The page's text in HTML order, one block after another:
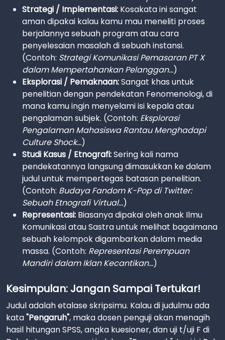
Strategi / Implementasi: Kosakata ini sangat
aman dipakai kalau kamu mau meneliti proses
berjalannya sebuah program atau cara
penyelesaian masalah di sebuah instansi.
(Contoh: Strategi Komunikasi Pemasaran PT X
dalam Mempertahankan Pelanggan...)
Eksplorasi / Pemaknaan:Sangat khas untuk
penelitian dengan pendekatan Fenomenologi, di
mana kamu ingin menyelami isi kepala atau
pengalaman subjek. (Contoh: Eksplorasi
Pengalaman Mahasiswa Rantau Menghadapi
Culture Shock...)
Studi Kasus / Etnografi:Sering kali nama
pendekatannya langsung dimasukkan ke dalam
judul untuk mempertegas batasan penelitian.
(Contoh: Budaya Fandom K-Pop di Twitter:
Sebuah Etnografi Virtual...)
Representasi: Biasanya dipakai oleh anak Ilmu
Komunikasi atau Sastra untuk melihat bagaimana
sebuah kelompok digambarkan dalam media
massa. (Contoh: Representasi Perempuan
Mandiri dalam Iklan Kecantikan...)
Kesimpulan: Jangan Sampai Tertukar!
Judul adalah etalase skripsimu. Kalau di judulmu ada
kata"Pengaruh", maka dosen penguji akan menagih
hasil hitungan SPSS, angka kuesioner, dan uji t/uji F di